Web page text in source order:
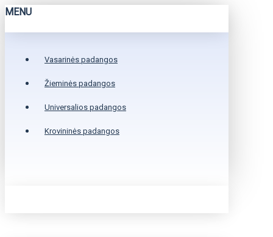
MENU
Vasarinės padangos
Žieminės padangos
Universalios padangos
Krovininės padangos